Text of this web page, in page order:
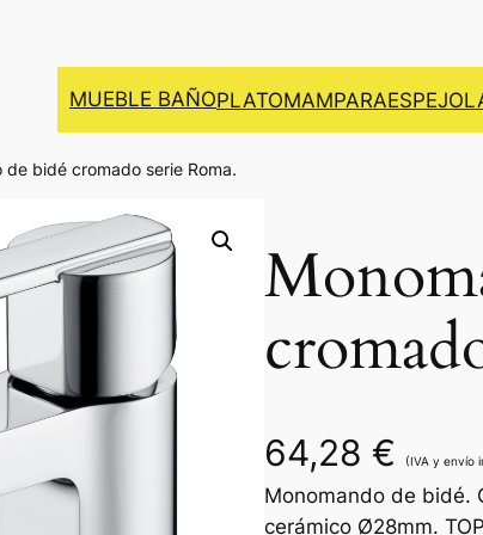
MUEBLE BAÑOPLATOMAMPARAESPEJO
de bidé cromado serie Roma.
64,28 € (IVA y envío
Monomando de bidé.
cerámico Ø28mm.